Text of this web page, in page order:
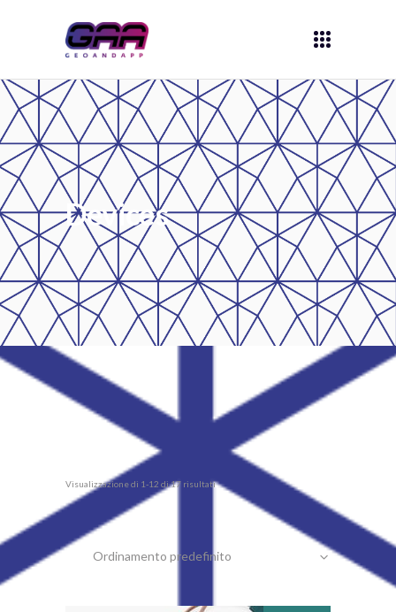
Devices
Visualizzazione di 1-12 di 17 risultati
Ordinamento predefinito